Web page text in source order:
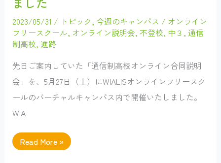
い
た
だ
き
ま
し
た！
2023/05/31 / トピック, 今週のキャンパス / オンライン
フリースクール, オンライン説明会, 不登校, 中３ , 通信
制高校, 進路
先日ご案内していた「通信制高校オンライン合同説明
会」を、5月27日（土）にWIALISオンラインフリースク
ールのバーチャルキャンパス内で開催いたしました。
WIA
通
信
Read More »